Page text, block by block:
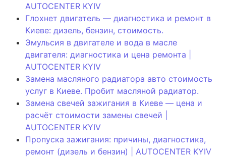
AUTOCENTER KYIV
Глохнет двигатель — диагностика и ремонт в
Киеве: дизель, бензин, стоимость.
Эмульсия в двигателе и вода в масле
двигателя: диагностика и цена ремонта |
AUTOCENTER KYIV
Замена масляного радиатора авто стоимость
услуг в Киеве. Пробит масляной радиатор.
Замена свечей зажигания в Киеве — цена и
расчёт стоимости замены свечей |
AUTOCENTER KYIV
Пропуска зажигания: причины, диагностика,
ремонт (дизель и бензин) | AUTOCENTER KYIV